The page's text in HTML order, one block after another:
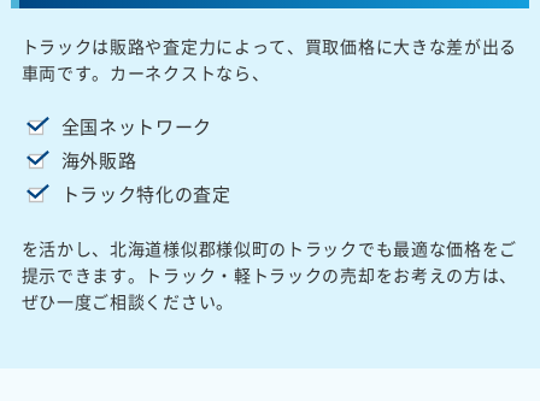
トラックは販路や査定力によって、買取価格に大きな差が出る
車両です。カーネクストなら、
全国ネットワーク
海外販路
トラック特化の査定
を活かし、北海道様似郡様似町のトラックでも最適な価格をご
提示できます。トラック・軽トラックの売却をお考えの方は、
ぜひ一度ご相談ください。